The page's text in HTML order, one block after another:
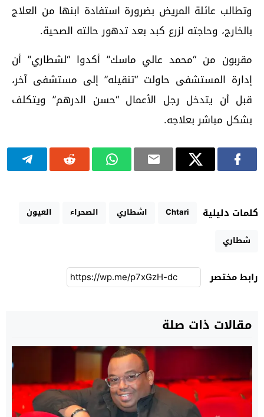
وتطالب عائلة المريض بضرورة استفادة ابنها من العلاج
بالخارج، وحاجته لزرع كبد بعد تدهور حالته الصحية.
مقربون من “محمد عالي ماسك” أكدوا “لشطاري” أن
إدارة المستشفى حاولت “تنقيله” إلى مستشفى آخر،
قبل أن يتدخل رجل الأعمال “حسن الدرهم” ويتكلف
بشكل مباشر بعلاجه.
كلمات دليلية Chtari اشطاري الصحراء
العيون
شطاري
رابط مختصر
مقالات ذات صلة